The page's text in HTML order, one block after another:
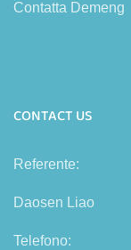
Contatta Demeng
CONTACT US
Referente:
Daosen Liao
Telefono: